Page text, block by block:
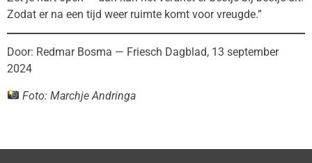
Zodat er na een tijd weer ruimte komt voor vreugde.”
Door: Redmar Bosma — Friesch Dagblad, 13 september
2024
Foto: Marchje Andringa